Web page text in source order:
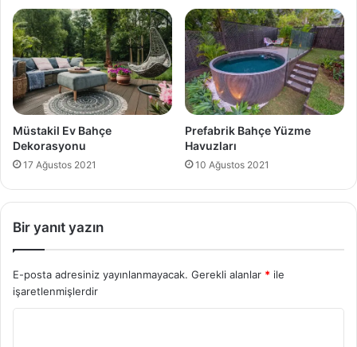
Müstakil Ev Bahçe
Dekorasyonu
17 Ağustos 2021
Prefabrik Bahçe Yüzme
Havuzları
10 Ağustos 2021
Bir yanıt yazın
E-posta adresiniz yayınlanmayacak. Gerekli alanlar * ile
işaretlenmişlerdir